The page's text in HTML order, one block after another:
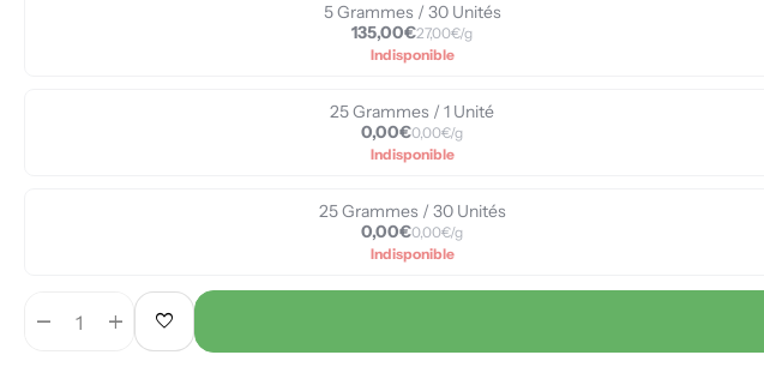
5 Grammes / 30 Unités
135,00€27,00€/g
Indisponible
25 Grammes / 1 Unité
0,00€0,00€/g
Indisponible
25 Grammes / 30 Unités
0,00€0,00€/g
Indisponible
remove add favorite